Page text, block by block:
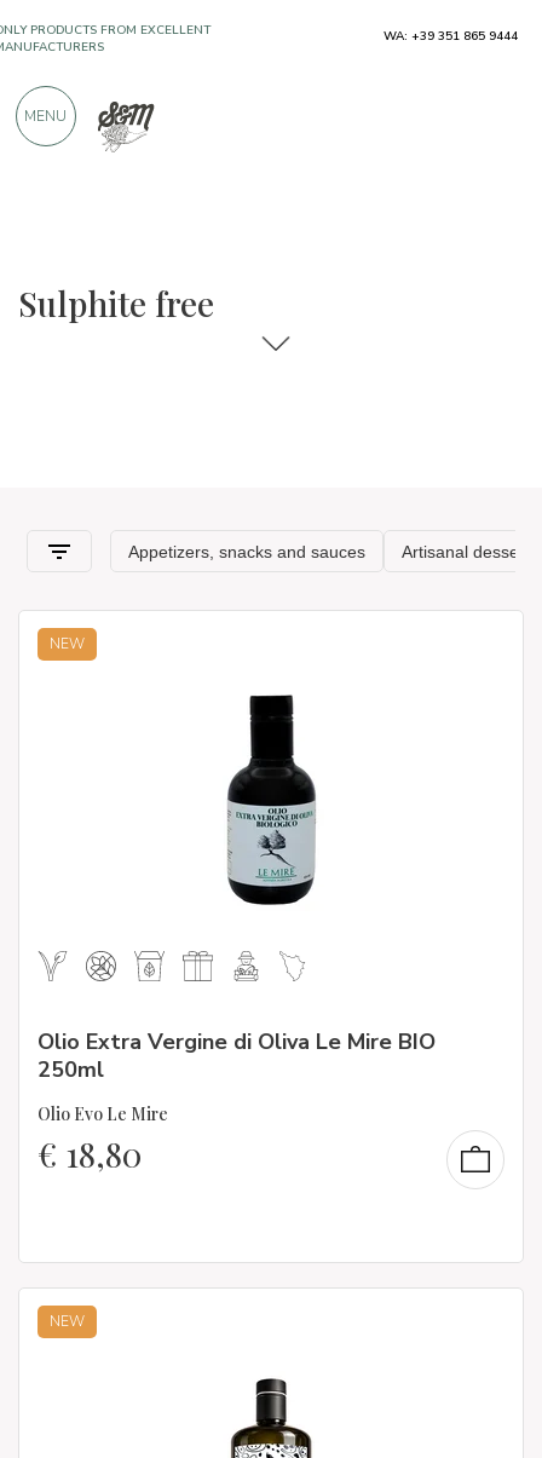
Sulphite free
NEW
Olio Extra Vergine di Oliva Le Mire BIO
250ml
Olio Evo Le Mire
€ 18,80
NEW
PRODUCTS FROM EXCELLENT
900 POSITIVE REVIEWS
WA: +39 351 865 9444
MENU